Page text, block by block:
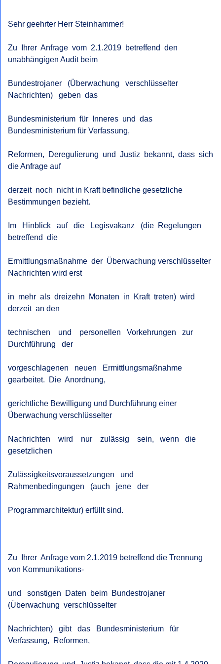
Sehr geehrter Herr Steinhammer!
Zu  Ihrer  Anfrage  vom  2.1.2019  betreffend  den
unabhängigen Audit beim
Bundestrojaner   (Überwachung   verschlüsselter
Nachrichten)   geben  das
Bundesministerium  für  Inneres  und  das
Bundesministerium für Verfassung,
Reformen,  Deregulierung  und  Justiz  bekannt,  dass  sich
die Anfrage auf
derzeit  noch  nicht in Kraft befindliche gesetzliche
Bestimmungen bezieht.
Im   Hinblick   auf   die   Legisvakanz   (die  Regelungen
betreffend  die
Ermittlungsmaßnahme  der  Überwachung verschlüsselter
Nachrichten wird erst
in  mehr  als  dreizehn  Monaten  in  Kraft  treten)  wird
derzeit  an den
technischen    und    personellen   Vorkehrungen   zur
Durchführung   der
vorgeschlagenen   neuen   Ermittlungsmaßnahme
gearbeitet.  Die  Anordnung,
gerichtliche Bewilligung und Durchführung einer
Überwachung verschlüsselter
Nachrichten    wird    nur    zulässig    sein,   wenn   die
gesetzlichen
Zulässigkeitsvoraussetzungen   und
Rahmenbedingungen   (auch   jene   der
Programmarchitektur) erfüllt sind.
Zu  Ihrer  Anfrage vom 2.1.2019 betreffend die Trennung
von Kommunikations-
und   sonstigen  Daten  beim  Bundestrojaner
(Überwachung  verschlüsselter
Nachrichten)   gibt   das   Bundesministerium   für
Verfassung,  Reformen,